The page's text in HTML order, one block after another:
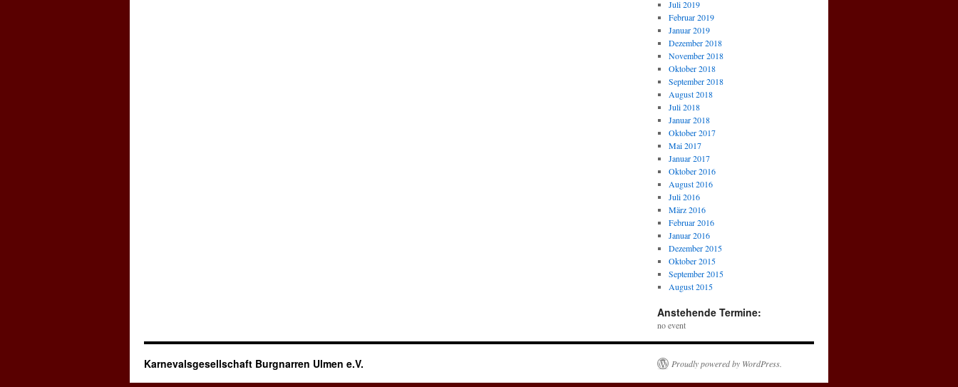
Juli 2019
Februar 2019
Januar 2019
Dezember 2018
November 2018
Oktober 2018
September 2018
August 2018
Juli 2018
Januar 2018
Oktober 2017
Mai 2017
Januar 2017
Oktober 2016
August 2016
Juli 2016
März 2016
Februar 2016
Januar 2016
Dezember 2015
Oktober 2015
September 2015
August 2015
Anstehende Termine:
no event
Karnevalsgesellschaft Burgnarren Ulmen e.V. Proudly powered by WordPress.